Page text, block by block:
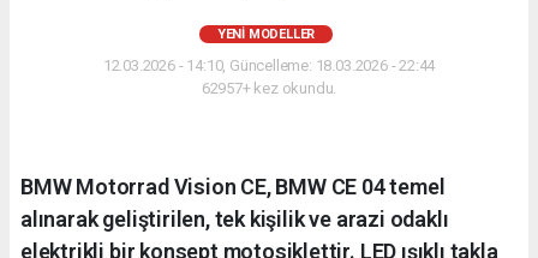
YENI MODELLER
12.03.2026 - 14:10, Güncelleme: 18.03.2026 - 22:44
62957+ kez okundu.
BMW Motorrad Vision CE, BMW CE 04 temel
alınarak geliştirilen, tek kişilik ve arazi odaklı
elektrikli bir konsept motosiklettir. LED ışıklı takla